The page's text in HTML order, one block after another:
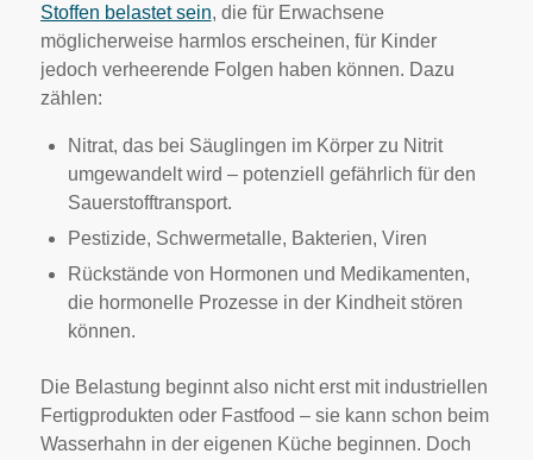
Stoffen belastet sein, die für Erwachsene
möglicherweise harmlos erscheinen, für Kinder
jedoch verheerende Folgen haben können. Dazu
zählen:
Nitrat, das bei Säuglingen im Körper zu Nitrit
umgewandelt wird – potenziell gefährlich für den
Sauerstofftransport.
Pestizide, Schwermetalle, Bakterien, Viren
Rückstände von Hormonen und Medikamenten,
die hormonelle Prozesse in der Kindheit stören
können.
Die Belastung beginnt also nicht erst mit industriellen
Fertigprodukten oder Fastfood – sie kann schon beim
Wasserhahn in der eigenen Küche beginnen. Doch